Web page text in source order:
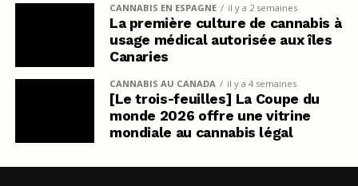
CANNABIS EN ESPAGNE il y a 2 semaines
La première culture de cannabis à
usage médical autorisée aux îles
Canaries
CANNABIS AU CANADA il y a 4 semaines
[Le trois-feuilles] La Coupe du
monde 2026 offre une vitrine
mondiale au cannabis légal